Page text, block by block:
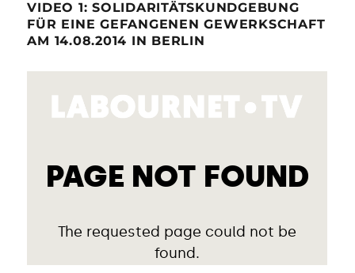
VIDEO 1: SOLIDARITÄTSKUNDGEBUNG
FÜR EINE GEFANGENEN GEWERKSCHAFT
AM 14.08.2014 IN BERLIN